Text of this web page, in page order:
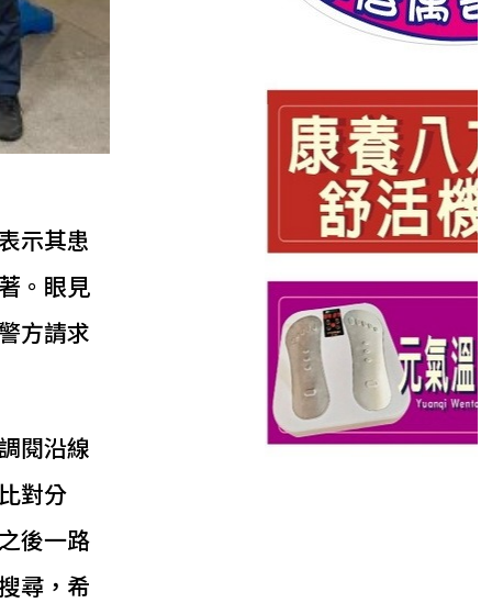
示其患
。眼見
方請求
閱沿線
對分
後一路
尋，希